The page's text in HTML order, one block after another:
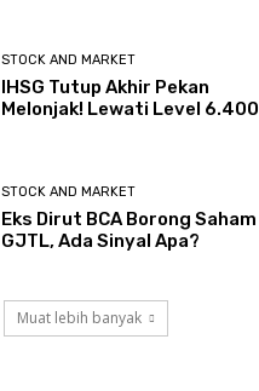
STOCK AND MARKET
IHSG Tutup Akhir Pekan
Melonjak! Lewati Level 6.400
STOCK AND MARKET
Eks Dirut BCA Borong Saham
GJTL, Ada Sinyal Apa?
Muat lebih banyak